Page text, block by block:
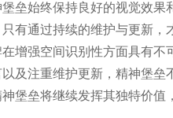
垒始终保持良好的视觉效果
有通过持续的维护与更新，
增强空间识别性方面具有
及注重维护更新，精神堡
堡垒将继续发挥其独特价值